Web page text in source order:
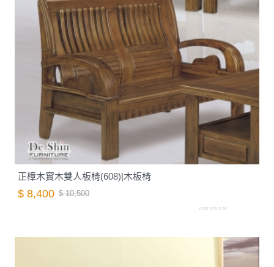
正樟木實木雙人板椅(608)|木板椅
$ 8,400 $ 10,500
A007.625-3.26